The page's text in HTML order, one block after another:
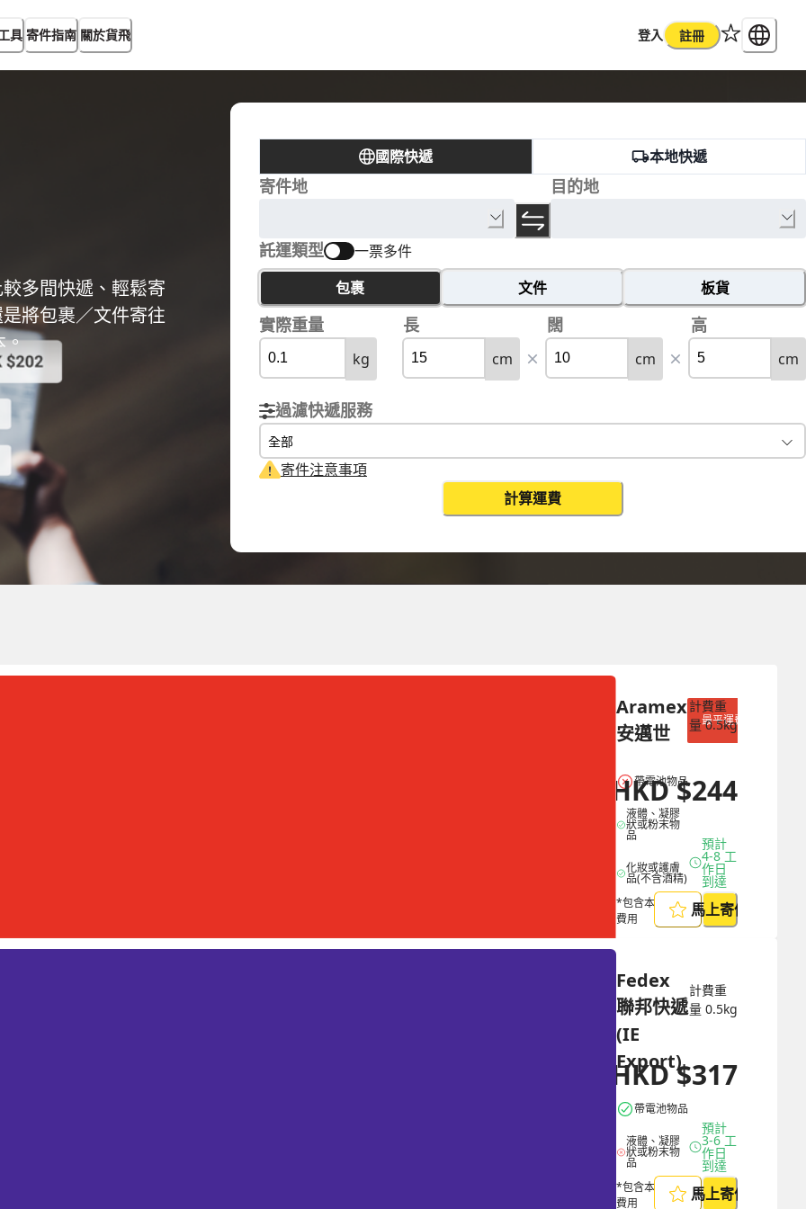
具 寄件指南 關於貨飛 登入 註冊
多間快遞、輕鬆寄
將包裹／文件寄往
。
國際快遞 本地快遞
寄件地 目的地
託運類型 一票多件
包裹 文件 板貨
實際重量 長 闊 高
kg cm cm cm
過濾快遞服務
全部
寄件注意事項
計算運費
Aramex
安邁世
最平運費
帶電池物品
液體、凝膠
狀或粉末物
品
化妝或護膚
品(不含酒精)
*包含本地取件
費用
計費重
量 0.5kg
HKD$244
預計
4-8 工
作日
到達
馬上寄件
Fedex
聯邦快遞
(IE
Export)
帶電池物品
液體、凝膠
狀或粉末物
品
*包含本地取件
費用
計費重
量 0.5kg
HKD$317
預計
3-6 工
作日
到達
馬上寄件